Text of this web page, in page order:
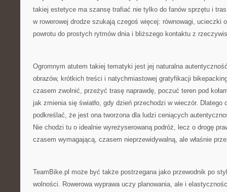
takiej estetyce ma szansę trafiać nie tylko do fanów sprzętu i
w rowerowej drodze szukają czegoś więcej: równowagi, ucieczki
powrotu do prostych rytmów dnia i bliższego kontaktu z
Ogromnym atutem takiej tematyki jest jej naturalna
obrazów, krótkich treści i natychmiastowej gratyfikacji
czasem zwolnić, przeżyć trasę naprawdę, poczuć teren pod
jak zmienia się światło, gdy dzień przechodzi w wieczór. Dlatego
podkreślać, że jest ona tworzona dla ludzi ceniących
Nie chodzi tu o idealnie wyreżyserowaną podróż, lecz o drogę
czasem wymagającą, czasem nieprzewidywalną, ale właśnie
TeamBike.pl może być także postrzegana jako przewodnik po
wolności. Rowerowa wyprawa uczy planowania, ale i